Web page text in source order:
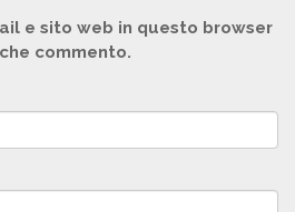
e sito web in questo browser
commento.